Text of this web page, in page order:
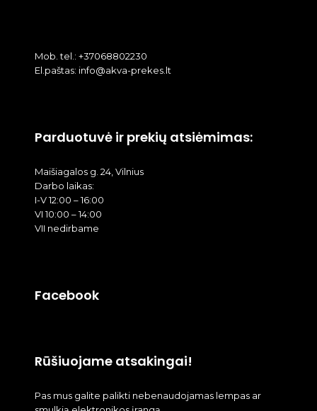
Mob. tel.: +37068802230
El.paštas: info@akva-prekes.lt
Parduotuvė ir prekių atsiėmimas:
Maišiagalos g. 24, Vilnius
Darbo laikas:
I-V 12:00 – 16:00
VI 10:00 – 14:00
VII nedirbame
Facebook
Rūšiuojame atsakingai!
Pas mus galite palikti nebenaudojamas lempas ar